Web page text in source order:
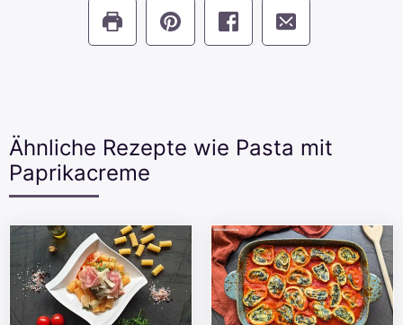
Ähnliche Rezepte wie Pasta mit
Paprikacreme